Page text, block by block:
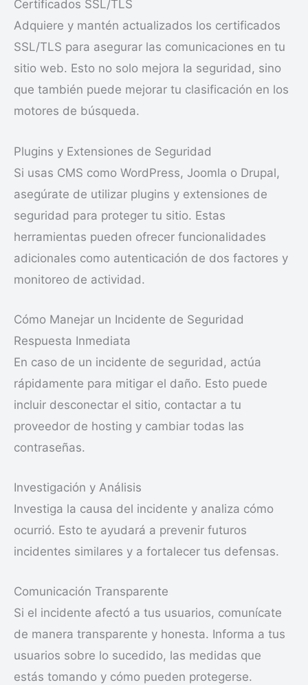
Certificados SSL/TLS
Adquiere y mantén actualizados los certificados
SSL/TLS para asegurar las comunicaciones en tu
sitio web. Esto no solo mejora la seguridad, sino
que también puede mejorar tu clasificación en los
motores de búsqueda.
Plugins y Extensiones de Seguridad
Si usas CMS como WordPress, Joomla o Drupal,
asegúrate de utilizar plugins y extensiones de
seguridad para proteger tu sitio. Estas
herramientas pueden ofrecer funcionalidades
adicionales como autenticación de dos factores y
monitoreo de actividad.
Cómo Manejar un Incidente de Seguridad
Respuesta Inmediata
En caso de un incidente de seguridad, actúa
rápidamente para mitigar el daño. Esto puede
incluir desconectar el sitio, contactar a tu
proveedor de hosting y cambiar todas las
contraseñas.
Investigación y Análisis
Investiga la causa del incidente y analiza cómo
ocurrió. Esto te ayudará a prevenir futuros
incidentes similares y a fortalecer tus defensas.
Comunicación Transparente
Si el incidente afectó a tus usuarios, comunícate
de manera transparente y honesta. Informa a tus
usuarios sobre lo sucedido, las medidas que
estás tomando y cómo pueden protegerse.